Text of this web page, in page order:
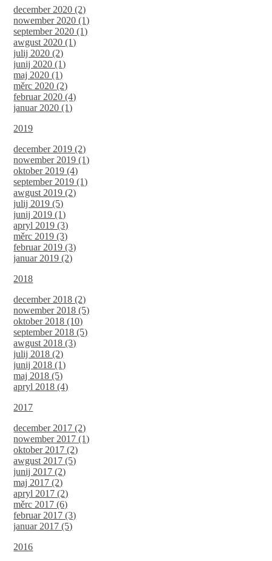
december 2020 (2)
nowember 2020 (1)
september 2020 (1)
awgust 2020 (1)
julij 2020 (2)
junij 2020 (1)
maj 2020 (1)
měrc 2020 (2)
februar 2020 (4)
januar 2020 (1)
2019
december 2019 (2)
nowember 2019 (1)
oktober 2019 (4)
september 2019 (1)
awgust 2019 (2)
julij 2019 (5)
junij 2019 (1)
apryl 2019 (3)
měrc 2019 (3)
februar 2019 (3)
januar 2019 (2)
2018
december 2018 (2)
nowember 2018 (5)
oktober 2018 (10)
september 2018 (5)
awgust 2018 (3)
julij 2018 (2)
junij 2018 (1)
maj 2018 (5)
apryl 2018 (4)
2017
december 2017 (2)
nowember 2017 (1)
oktober 2017 (2)
awgust 2017 (5)
junij 2017 (2)
maj 2017 (2)
apryl 2017 (2)
měrc 2017 (6)
februar 2017 (3)
januar 2017 (5)
2016